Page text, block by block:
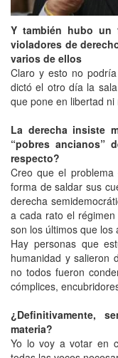
Y también hubo
violadores de
varios de ellos
Claro y esto no
dictó el otro día la
que pone en libertad
La derecha insiste
“pobres ancianos”
respecto?
Creo que el
forma de saldar sus
derecha
a cada rato el
son los últimos que los
Hay personas que
humanidad y salieron
no todos fueron
cómplices,
¿Definitivamente,
materia?
Yo lo voy a votar en